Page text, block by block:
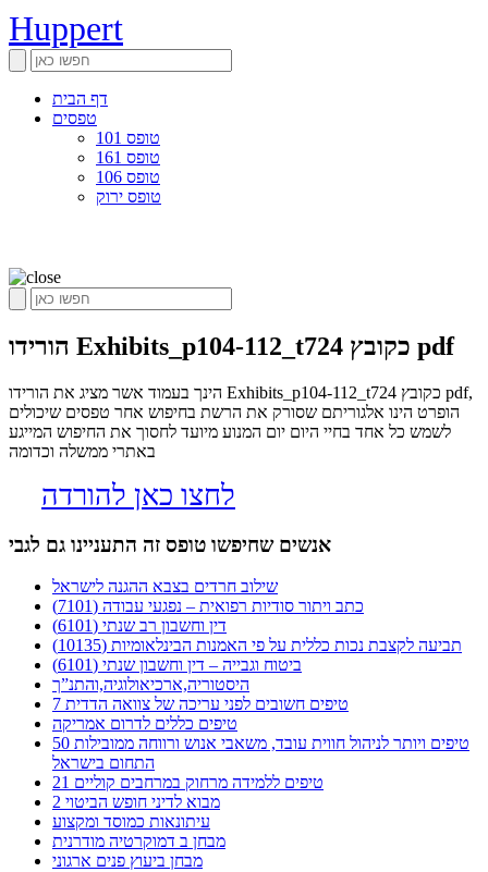
Huppert
דף הבית
טפסים
טופס 101
טופס 161
טופס 106
טופס ירוק
הורידו Exhibits_p104-112_t724 כקובץ pdf
הינך בעמוד אשר מציג את הורידו Exhibits_p104-112_t724 כקובץ pdf,
הופרט הינו אלגוריתם שסורק את הרשת בחיפוש אחר טפסים שיכולים
לשמש כל אחד בחיי היום יום המנוע מיועד לחסוך את החיפוש המייגע
באתרי ממשלה וכדומה
לחצו כאן להורדה
אנשים שחיפשו טופס זה התעניינו גם לגבי
שילוב חרדים בצבא ההגנה לישראל
כתב ויתור סודיות רפואית – נפגעי עבודה (7101)
דין וחשבון רב שנתי (6101)
תביעה לקצבת נכות כללית על פי האמנות הבינלאומיות (10135)
ביטוח וגבייה – דין וחשבון שנתי (6101)
היסטוריה,ארכיאולוגיה,והתנ”ך
7 טיפים חשובים לפני עריכה של צוואה הדדית
טיפים כללים לדרום אמריקה
50 טיפים ויותר לניהול חווית עובד, משאבי אנוש ורווחה ממובילות
התחום בישראל
21 טיפים ללמידה מרחוק במרחבים קוליים
מבוא לדיני חופש הביטוי 2
עיתונאות כמוסד ומקצוע
מבחן ב דמוקרטיה מודרנית
מבחן ביעוץ פנים ארגוני